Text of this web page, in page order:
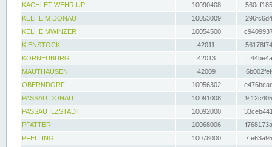
KACHLET WEHR UP
10090408
KELHEIM DONAU
10053009
KELHEIMWINZER
10054500
KIENSTOCK
42011
KORNEUBURG
42013
MAUTHAUSEN
42009
OBERNDORF
10056302
PASSAU DONAU
10091008
PASSAU ILZSTADT
10092000
PFATTER
10068006
PFELLING
10078000